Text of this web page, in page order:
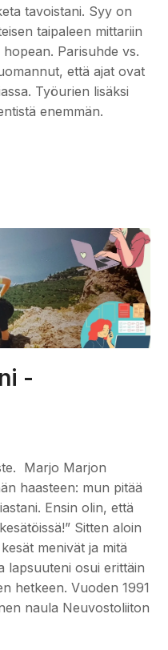
tavoistani. Syy on
taipaleen mittariin
Parisuhde vs.
että ajat ovat
Työurien lisäksi
enemmän.
-
Marjo Marjon
haasteen: mun pitää
Ensin olin, että
Sitten aloin
menivät ja mitä
lapsuuteni osui erittäin
hetkeen. Vuoden 1991
naula Neuvostoliiton